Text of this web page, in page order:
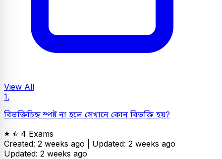
View All
1.
বিভক্তিচিহ্ন স্পষ্ট না হলে সেখানে কোন বিভক্তি হয়?
4 Exams
Created: 2 weeks ago | Updated: 2 weeks ago
Updated: 2 weeks ago